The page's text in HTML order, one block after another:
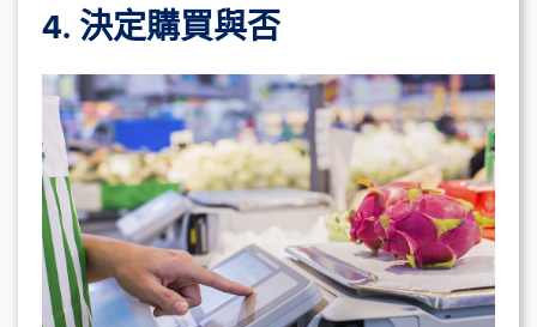
4. 決定購買與否